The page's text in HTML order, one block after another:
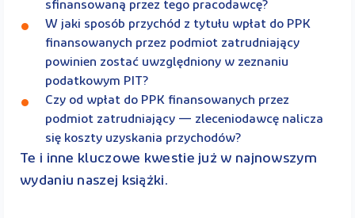
sfinansowaną przez tego pracodawcę?
W jaki sposób przychód z tytułu wpłat do PPK
finansowanych przez podmiot zatrudniający
powinien zostać uwzględniony w zeznaniu
podatkowym PIT?
Czy od wpłat do PPK finansowanych przez
podmiot zatrudniający — zleceniodawcę nalicza
się koszty uzyskania przychodów?
Te i inne kluczowe kwestie już w najnowszym
wydaniu naszej książki.